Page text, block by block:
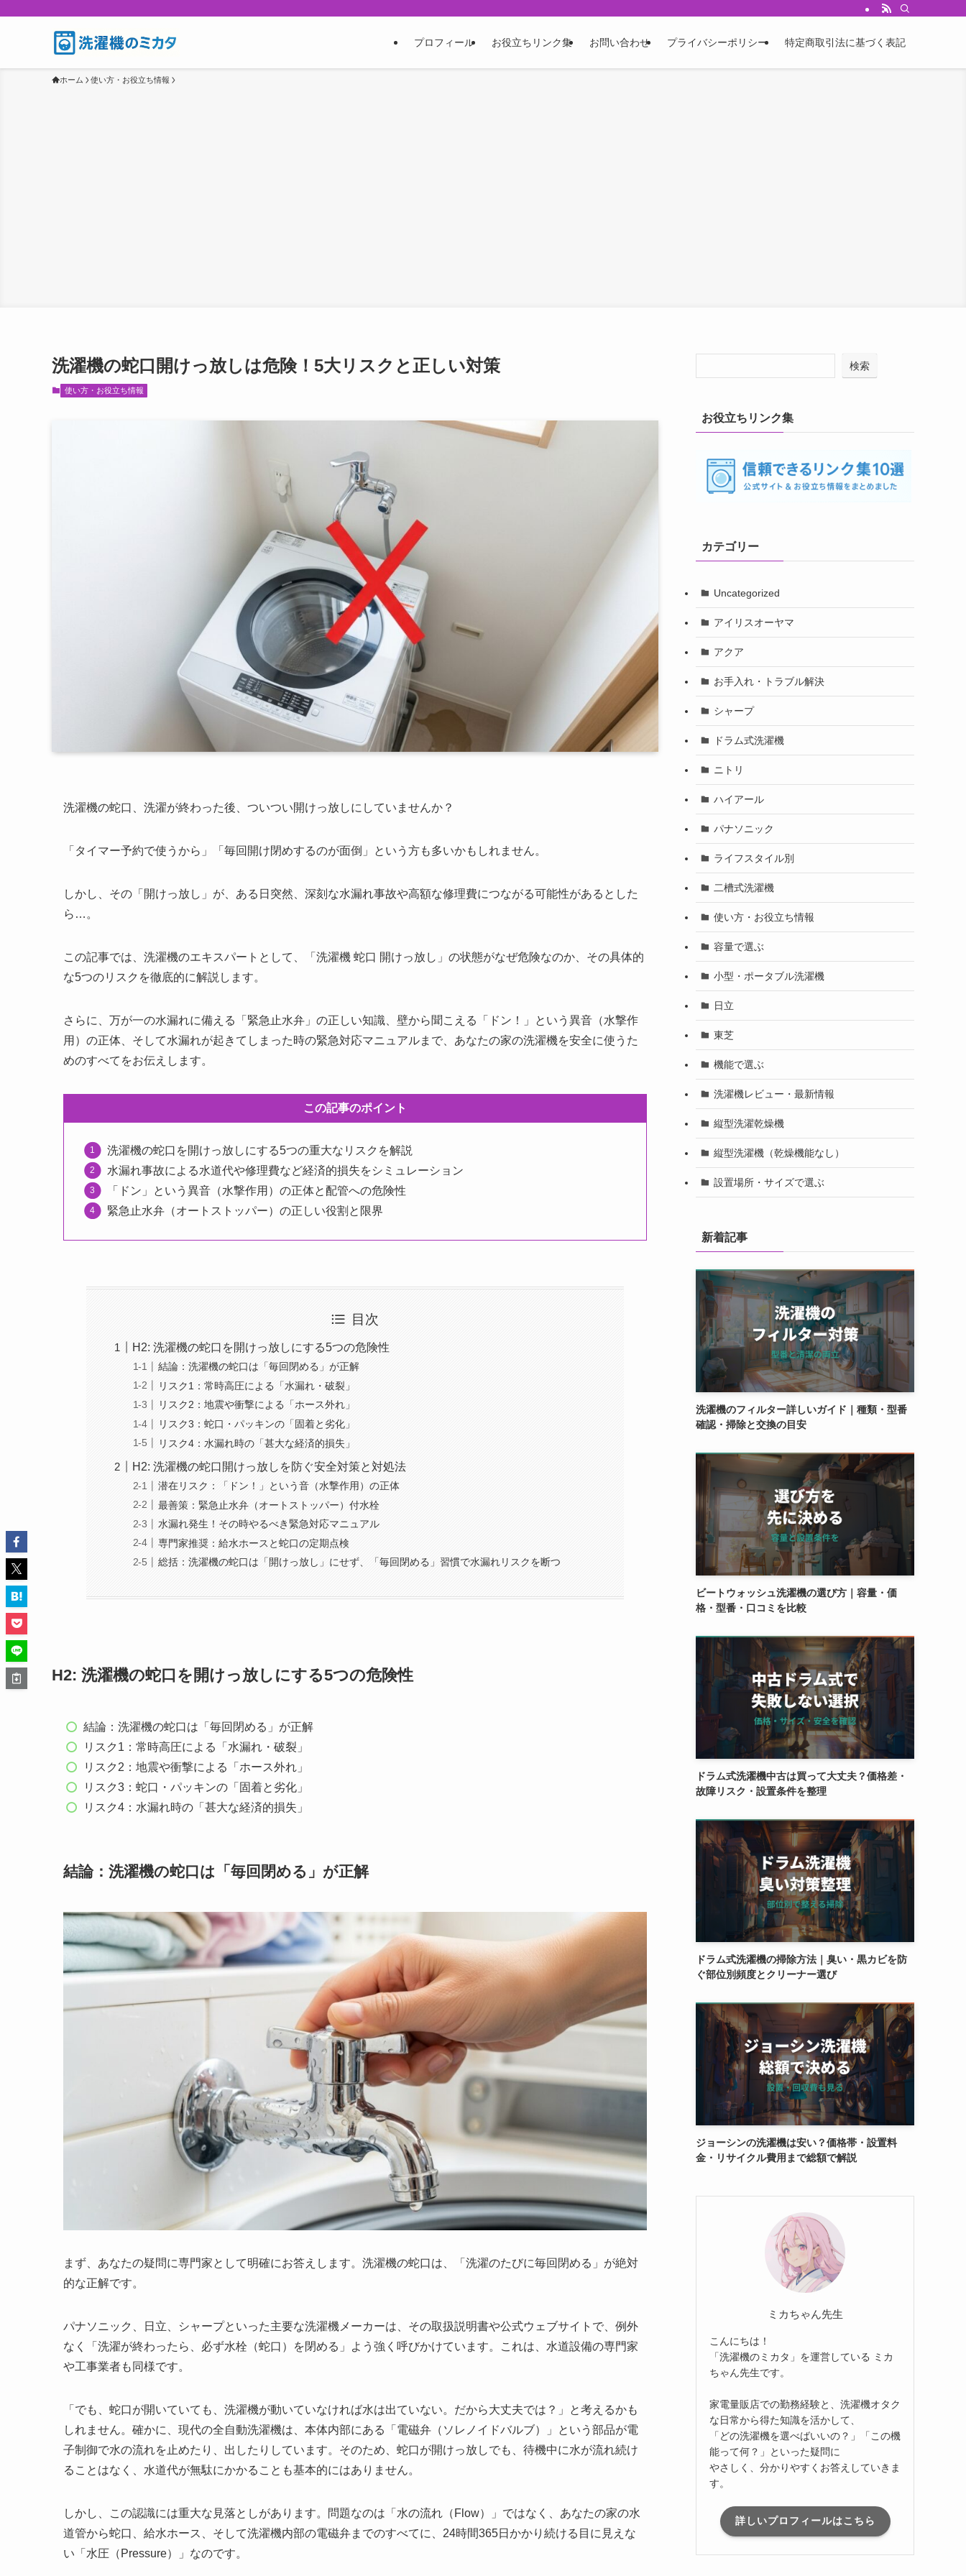
プロフィール お役立ちリンク集 お問い合わせ プライバシーポリシー 特定商取引法に基づく表記
ホーム 使い方・お役立ち情報
洗濯機の蛇口開けっ放しは危険！5大リスクと正しい対策
使い方・お役立ち情報
洗濯機の蛇口、洗濯が終わった後、ついつい開けっ放しにしていませんか？
「タイマー予約で使うから」「毎回開け閉めするのが面倒」という方も多いかもしれません。
しかし、その「開けっ放し」が、ある日突然、深刻な水漏れ事故や高額な修理費につながる可能性があるとした
ら…。
この記事では、洗濯機のエキスパートとして、「洗濯機 蛇口 開けっ放し」の状態がなぜ危険なのか、その具体的
な5つのリスクを徹底的に解説します。
さらに、万が一の水漏れに備える「緊急止水弁」の正しい知識、壁から聞こえる「ドン！」という異音（水撃作
用）の正体、そして水漏れが起きてしまった時の緊急対応マニュアルまで、あなたの家の洗濯機を安全に使うた
めのすべてをお伝えします。
この記事のポイント
洗濯機の蛇口を開けっ放しにする5つの重大なリスクを解説
水漏れ事故による水道代や修理費など経済的損失をシミュレーション
「ドン」という異音（水撃作用）の正体と配管への危険性
緊急止水弁（オートストッパー）の正しい役割と限界
目次
H2: 洗濯機の蛇口を開けっ放しにする5つの危険性
結論：洗濯機の蛇口は「毎回閉める」が正解
リスク1：常時高圧による「水漏れ・破裂」
リスク2：地震や衝撃による「ホース外れ」
リスク3：蛇口・パッキンの「固着と劣化」
リスク4：水漏れ時の「甚大な経済的損失」
H2: 洗濯機の蛇口開けっ放しを防ぐ安全対策と対処法
潜在リスク：「ドン！」という音（水撃作用）の正体
最善策：緊急止水弁（オートストッパー）付水栓
水漏れ発生！その時やるべき緊急対応マニュアル
専門家推奨：給水ホースと蛇口の定期点検
総括：洗濯機の蛇口は「開けっ放し」にせず、「毎回閉める」習慣で水漏れリスクを断つ
H2: 洗濯機の蛇口を開けっ放しにする5つの危険性
結論：洗濯機の蛇口は「毎回閉める」が正解
リスク1：常時高圧による「水漏れ・破裂」
リスク2：地震や衝撃による「ホース外れ」
リスク3：蛇口・パッキンの「固着と劣化」
リスク4：水漏れ時の「甚大な経済的損失」
結論：洗濯機の蛇口は「毎回閉める」が正解
まず、あなたの疑問に専門家として明確にお答えします。洗濯機の蛇口は、「洗濯のたびに毎回閉める」が絶対
的な正解です。
パナソニック、日立、シャープといった主要な洗濯機メーカーは、その取扱説明書や公式ウェブサイトで、例外
なく「洗濯が終わったら、必ず水栓（蛇口）を閉める」よう強く呼びかけています。これは、水道設備の専門家
や工事業者も同様です。
「でも、蛇口が開いていても、洗濯機が動いていなければ水は出ていない。だから大丈夫では？」と考えるかも
しれません。確かに、現代の全自動洗濯機は、本体内部にある「電磁弁（ソレノイドバルブ）」という部品が電
子制御で水の流れを止めたり、出したりしています。そのため、蛇口が開けっ放しでも、待機中に水が流れ続け
ることはなく、水道代が無駄にかかることも基本的にはありません。
しかし、この認識には重大な見落としがあります。問題なのは「水の流れ（Flow）」ではなく、あなたの家の水
道管から蛇口、給水ホース、そして洗濯機内部の電磁弁までのすべてに、24時間365日かかり続ける目に見えな
い「水圧（Pressure）」なのです。
検索
お役立ちリンク集
カテゴリー
Uncategorized
アイリスオーヤマ
アクア
お手入れ・トラブル解決
シャープ
ドラム式洗濯機
ニトリ
ハイアール
パナソニック
ライフスタイル別
二槽式洗濯機
使い方・お役立ち情報
容量で選ぶ
小型・ポータブル洗濯機
日立
東芝
機能で選ぶ
洗濯機レビュー・最新情報
縦型洗濯乾燥機
縦型洗濯機（乾燥機能なし）
設置場所・サイズで選ぶ
新着記事
洗濯機のフィルター詳しいガイド｜種類・型番
確認・掃除と交換の目安
ビートウォッシュ洗濯機の選び方｜容量・価
格・型番・口コミを比較
ドラム式洗濯機中古は買って大丈夫？価格差・
故障リスク・設置条件を整理
ドラム式洗濯機の掃除方法｜臭い・黒カビを防
ぐ部位別頻度とクリーナー選び
ジョーシンの洗濯機は安い？価格帯・設置料
金・リサイクル費用まで総額で解説
ミカちゃん先生
こんにちは！
「洗濯機のミカタ」を運営している ミカ
ちゃん先生です。
家電量販店での勤務経験と、洗濯機オタク
な日常から得た知識を活かして、
「どの洗濯機を選べばいいの？」「この機
能って何？」といった疑問に
やさしく、分かりやすくお答えしていきま
す。
詳しいプロフィールはこちら